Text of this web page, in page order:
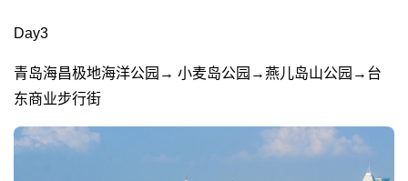
Day3
青岛海昌极地海洋公园→ 小麦岛公园→燕儿岛山公园→台
东商业步行街